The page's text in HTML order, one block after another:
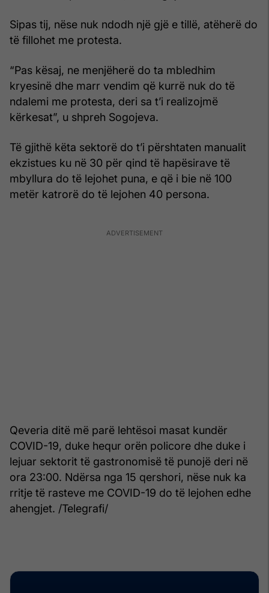
Sipas tij, nëse nuk ndodh një gjë e tillë, atëherë do
të fillohet me protesta.
“Pas kësaj, ne menjëherë do ta mbledhim
kryesinë dhe marr vendim që kurrë nuk do të
ndalemi me protesta, deri sa t’i realizojmë
kërkesat”, u shpreh Sogojeva.
Të gjithë këta sektorë do t’i përshtaten manualit
ekzistues ku në 30 për qind të hapësirave të
mbyllura do të lejohet puna, e që i bie në 100
metër katrorë do të lejohen 40 persona.
Qeveria ditë më parë lehtësoi masat kundër
COVID-19, duke hequr orën policore dhe duke i
lejuar sektorit të gastronomisë të punojë deri në
ora 23:00. Ndërsa nga 15 qershori, nëse nuk ka
rritje të rasteve me COVID-19 do të lejohen edhe
ahengjet. /Telegrafi/